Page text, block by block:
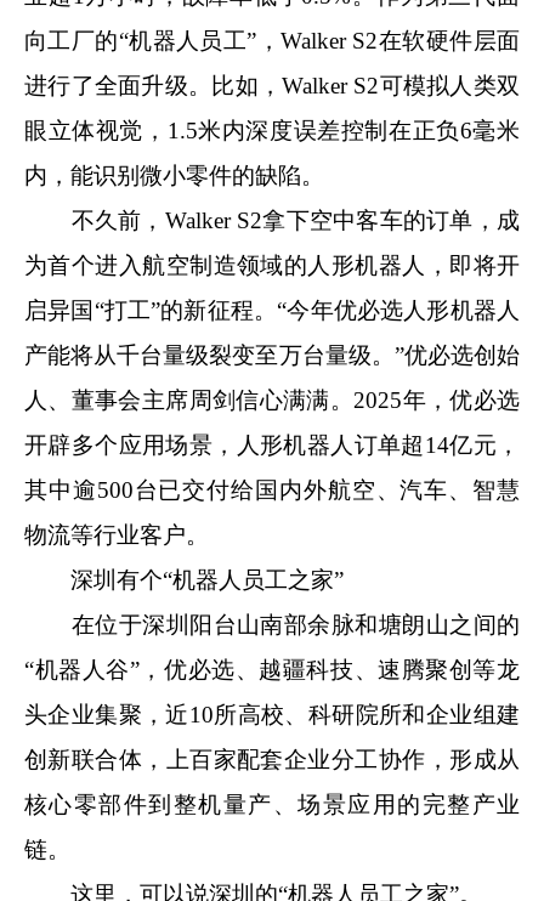
向工厂的“机器人员工”，Walker S2在软硬件层面
进行了全面升级。比如，Walker S2可模拟人类双
眼立体视觉，1.5米内深度误差控制在正负6毫米
内，能识别微小零件的缺陷。
不久前，Walker S2拿下空中客车的订单，成
为首个进入航空制造领域的人形机器人，即将开
启异国“打工”的新征程。“今年优必选人形机器人
产能将从千台量级裂变至万台量级。”优必选创始
人、董事会主席周剑信心满满。2025年，优必选
开辟多个应用场景，人形机器人订单超14亿元，
其中逾500台已交付给国内外航空、汽车、智慧
物流等行业客户。
深圳有个“机器人员工之家”
在位于深圳阳台山南部余脉和塘朗山之间的
“机器人谷”，优必选、越疆科技、速腾聚创等龙
头企业集聚，近10所高校、科研院所和企业组建
创新联合体，上百家配套企业分工协作，形成从
核心零部件到整机量产、场景应用的完整产业
链。
这里，可以说深圳的“机器人员工之家”。